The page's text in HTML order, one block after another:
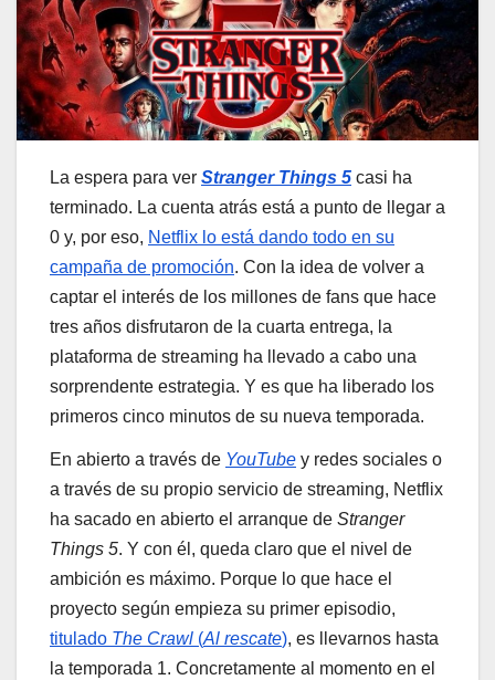
La espera para ver Stranger Things 5 casi ha
terminado. La cuenta atrás está a punto de llegar a
0 y, por eso, Netflix lo está dando todo en su
campaña de promoción. Con la idea de volver a
captar el interés de los millones de fans que hace
tres años disfrutaron de la cuarta entrega, la
plataforma de streaming ha llevado a cabo una
sorprendente estrategia. Y es que ha liberado los
primeros cinco minutos de su nueva temporada.
En abierto a través de YouTube y redes sociales o
a través de su propio servicio de streaming, Netflix
ha sacado en abierto el arranque de Stranger
Things 5. Y con él, queda claro que el nivel de
ambición es máximo. Porque lo que hace el
proyecto según empieza su primer episodio,
titulado The Crawl (Al rescate), es llevarnos hasta
la temporada 1. Concretamente al momento en el